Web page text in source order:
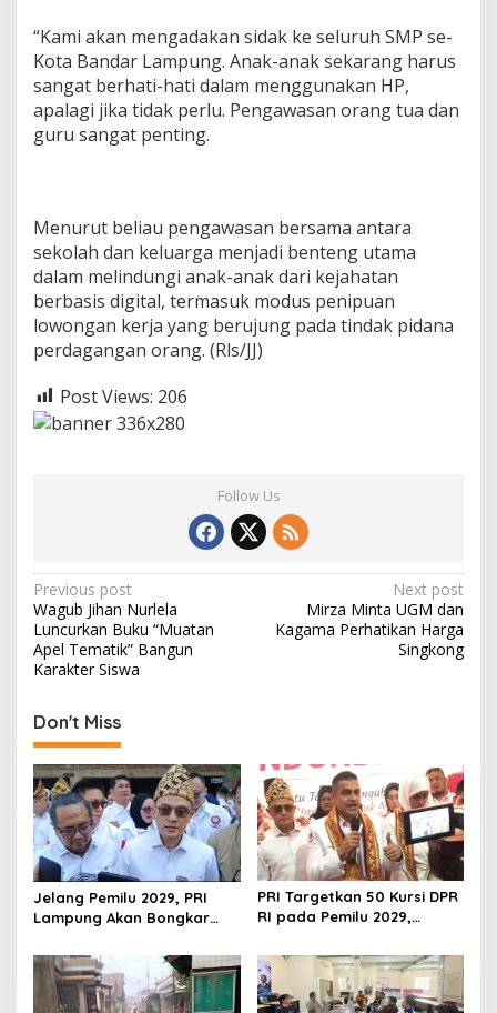
“Kami akan mengadakan sidak ke seluruh SMP se-
Kota Bandar Lampung. Anak-anak sekarang harus
sangat berhati-hati dalam menggunakan HP,
apalagi jika tidak perlu. Pengawasan orang tua dan
guru sangat penting.
Menurut beliau pengawasan bersama antara
sekolah dan keluarga menjadi benteng utama
dalam melindungi anak-anak dari kejahatan
berbasis digital, termasuk modus penipuan
lowongan kerja yang berujung pada tindak pidana
perdagangan orang. (Rls/JJ)
Post Views: 206
Follow Us
P
o
s
t
n
a
v
i
g
a
t
o
n
Previous post
Wagub Jihan Nurlela
Luncurkan Buku “Muatan
Apel Tematik” Bangun
Karakter Siswa
Next post
Mirza Minta UGM dan
Kagama Perhatikan Harga
Singkong
Don't Miss
Jelang Pemilu 2029, PRI
Lampung Akan Bongkar
Organisasi
PRI Targetkan 50 Kursi DPR
RI pada Pemilu 2029,
Dipercepat